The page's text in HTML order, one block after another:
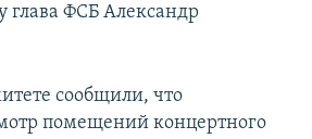
глава ФСБ Александр
сообщили, что
помещений концертного